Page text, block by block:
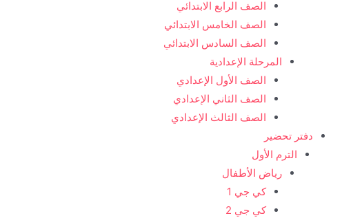
الصف الرابع الابتدائي
الصف الخامس الابتدائي
الصف السادس الابتدائي
المرحلة الإعدادية
الصف الأول الإعدادي
الصف الثاني الإعدادي
الصف الثالث الإعدادي
دفتر تحضير
الترم الأول
رياض الأطفال
كي جي 1
كي جي 2